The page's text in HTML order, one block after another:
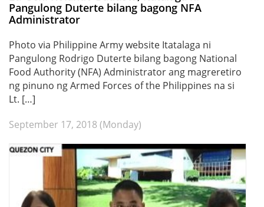
Pangulong Duterte bilang bagong NFA
Administrator
Photo via Philippine Army website Itatalaga ni
Pangulong Rodrigo Duterte bilang bagong National
Food Authority (NFA) Administrator ang magreretiro
ng pinuno ng Armed Forces of the Philippines na si
Lt. […]
September 17, 2018 (Monday)